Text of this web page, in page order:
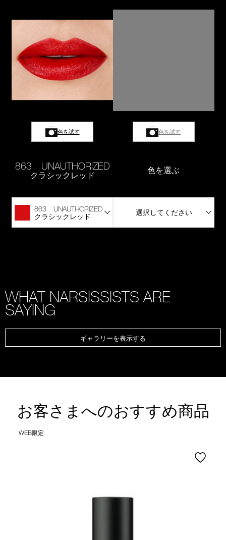
色を試す
863 UNAUTHORIZED
クラシックレッド
863 UNAUTHORIZED
クラシックレッド
色を試す
色を選ぶ
選択してください
WHAT NARSISSISTS ARE
SAYING
ギャラリーを表示する
お客さまへのおすすめ商品
WEB限定